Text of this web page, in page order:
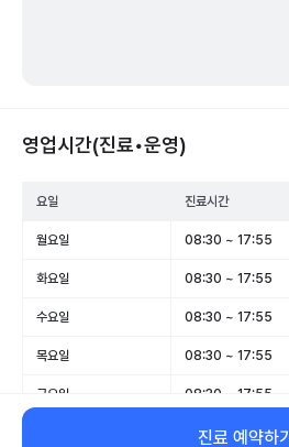
영업시간(진료•운영)
요일 진료시간
월요일 08:30 ~ 17:55
화요일 08:30 ~ 17:55
수요일 08:30 ~ 17:55
목요일 08:30 ~ 17:55
금요일 08:30 ~ 17:55
08:30 ~ 13:00
진료 예약하기